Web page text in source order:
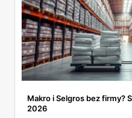
Makro i Selgros bez firmy?
2026